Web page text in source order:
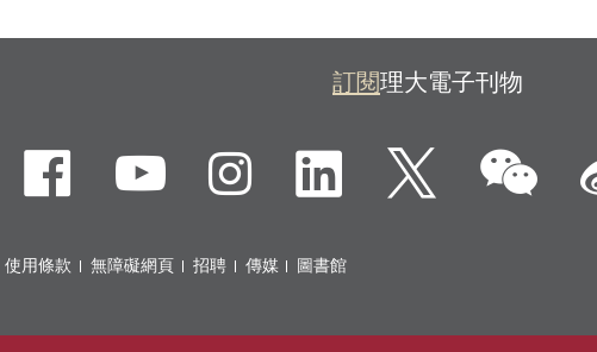
訂閱理大電子刊物
MobileFacebook
YouTubeInstagramLinkedIn
Twitter
微
使用條款 無障礙網頁 招聘 傳媒
圖書館